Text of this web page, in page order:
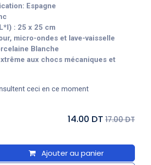
Espagne
: 25 x 25 cm
micro-ondes et lave-vaisselle
Blanche
aux chocs mécaniques et
ceci en ce moment
Ajouter au panier
14.00 DT 17.00 DT